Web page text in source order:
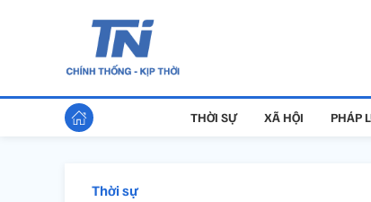
THỜI SỰ XÃ HỘI PHÁP
Thời sự